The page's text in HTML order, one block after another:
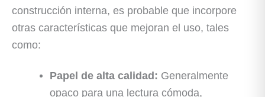
construcción interna, es probable que incorpore
otras características que mejoran el uso, tales
como:
Papel de alta calidad: Generalmente
opaco para una lectura cómoda,